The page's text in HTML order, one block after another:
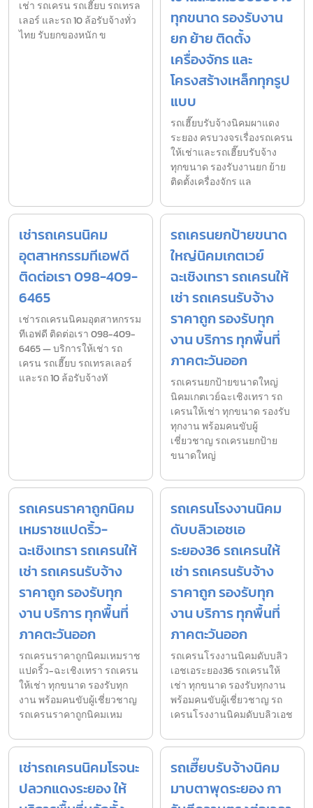
เช่า รถเครน รถเฮี๊ยบ รถเทรล
เลอร์ และรถ 10 ล้อรับจ้างทั่ว
ไทย รับยกของหนัก ข
ทุกขนาด รองรับงาน
ยก ย้าย ติดตั้ง
เครื่องจักร และ
โครงสร้างเหล็กทุกรูป
แบบ
รถเฮี๊ยบรับจ้างนิคมผาแดง
ระยอง ครบวงจรเรื่องรถเครน
ให้เช่าและรถเฮี๊ยบรับจ้าง
ทุกขนาด รองรับงานยก ย้าย
ติดตั้งเครื่องจักร แล
เช่ารถเครนนิคม
อุตสาหกรรมทีเอฟดี
ติดต่อเรา 098-409-
6465
เช่ารถเครนนิคมอุตสาหกรรม
ทีเอฟดี ติดต่อเรา 098-409-
6465 — บริการให้เช่า รถ
เครน รถเฮี๊ยบ รถเทรลเลอร์
และรถ 10 ล้อรับจ้างทั
รถเครนยกป้ายขนาด
ใหญ่นิคมเกตเวย์
ฉะเชิงเทรา รถเครนให้
เช่า รถเครนรับจ้าง
ราคาถูก รองรับทุก
งาน บริการ ทุกพื้นที่
ภาคตะวันออก
รถเครนยกป้ายขนาดใหญ่
นิคมเกตเวย์ฉะเชิงเทรา รถ
เครนให้เช่า ทุกขนาด รองรับ
ทุกงาน พร้อมคนขับผู้
เชี่ยวชาญ รถเครนยกป้าย
ขนาดใหญ่
รถเครนราคาถูกนิคม
เหมราชแปดริ้ว-
ฉะเชิงเทรา รถเครนให้
เช่า รถเครนรับจ้าง
ราคาถูก รองรับทุก
งาน บริการ ทุกพื้นที่
ภาคตะวันออก
รถเครนราคาถูกนิคมเหมราช
แปดริ้ว-ฉะเชิงเทรา รถเครน
ให้เช่า ทุกขนาด รองรับทุก
งาน พร้อมคนขับผู้เชี่ยวชาญ
รถเครนราคาถูกนิคมเหม
รถเครนโรงงานนิคม
ดับบลิวเอชเอ
ระยอง36 รถเครนให้
เช่า รถเครนรับจ้าง
ราคาถูก รองรับทุก
งาน บริการ ทุกพื้นที่
ภาคตะวันออก
รถเครนโรงงานนิคมดับบลิว
เอชเอระยอง36 รถเครนให้
เช่า ทุกขนาด รองรับทุกงาน
พร้อมคนขับผู้เชี่ยวชาญ รถ
เครนโรงงานนิคมดับบลิวเอช
เช่ารถเครนนิคมโรจนะ
ปลวกแดงระยอง ให้
รถเฮี๊ยบรับจ้างนิคม
มาบตาพุดระยอง กา